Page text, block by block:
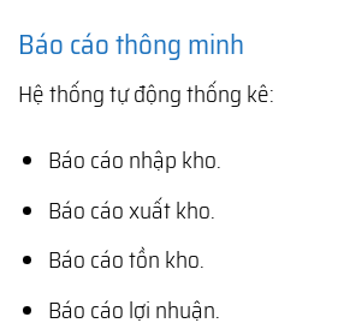
Báo cáo thông minh
Hệ thống tự động thống kê:
Báo cáo nhập kho.
Báo cáo xuất kho.
Báo cáo tồn kho.
Báo cáo lợi nhuận.